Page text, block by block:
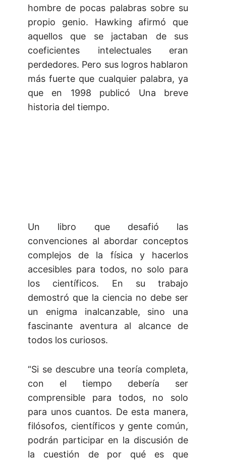
hombre de pocas palabras sobre su
propio genio. Hawking afirmó que
aquellos que se jactaban de sus
coeficientes intelectuales eran
perdedores. Pero sus logros hablaron
más fuerte que cualquier palabra, ya
que en 1998 publicó Una breve
historia del tiempo.
Un libro que desafió las
convenciones al abordar conceptos
complejos de la física y hacerlos
accesibles para todos, no solo para
los científicos. En su trabajo
demostró que la ciencia no debe ser
un enigma inalcanzable, sino una
fascinante aventura al alcance de
todos los curiosos.
“Si se descubre una teoría completa,
con el tiempo debería ser
comprensible para todos, no solo
para unos cuantos. De esta manera,
filósofos, científicos y gente común,
podrán participar en la discusión de
la cuestión de por qué es que